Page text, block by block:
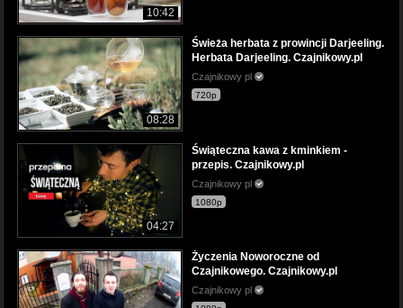
10:42
08:28
Świeża herbata z prowincji Darjeeling.
Herbata Darjeeling. Czajnikowy.pl
Czajnikowy pl
720p
04:27
Świąteczna kawa z kminkiem -
przepis. Czajnikowy.pl
Czajnikowy pl
1080p
Życzenia Noworoczne od
Czajnikowego. Czajnikowy.pl
Czajnikowy pl